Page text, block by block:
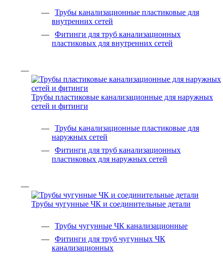
Трубы канализационные пластиковые для
внутренних сетей
Фитинги для труб канализационных
пластиковых для внутренних сетей
Трубы пластиковые канализационные для наружных
сетей и фитинги
Трубы канализационные пластиковые для
наружных сетей
Фитинги для труб канализационных
пластиковых для наружных сетей
Трубы чугунные ЧК и соединительные детали
Трубы чугунные ЧК канализационные
Фитинги для труб чугунных ЧК
канализационных